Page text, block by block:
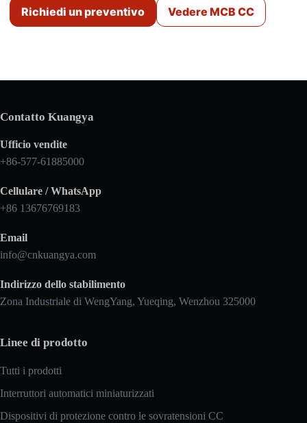
Richiedi un preventivo Vedere MCB CC
Contatto Kuangya
Ufficio vendite
+86-577-61885000
Cellulare / WhatsApp
+86 13676769183
Email
info@cnkuangya.com
Indirizzo dello stabilimento
Zona Industriale di WengYang, Yueqing, Wenzhou 325000
Linee di prodotto
Tutti i prodotti
Interruttori automatici miniaturizzati
Dispositivi di protezione contro le sovratensioni CC